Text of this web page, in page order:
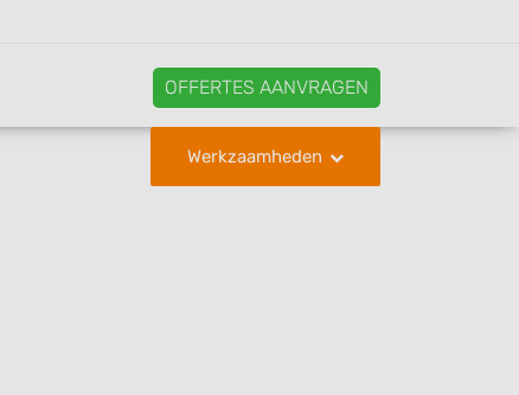
OFFERTES AANVRAGEN
Werkzaamheden